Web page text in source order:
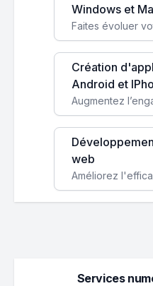
Windows et
Création
Android et
web
Services